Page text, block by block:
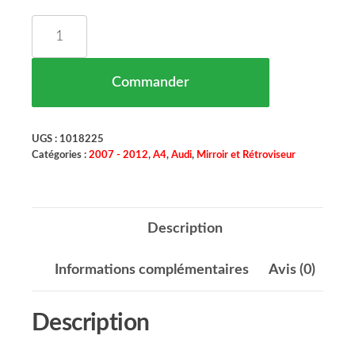
Commander
UGS : 1018225
Catégories : 2007 - 2012, A4, Audi, Mirroir et Rétroviseur
Description
Informations complémentaires Avis (0)
Description